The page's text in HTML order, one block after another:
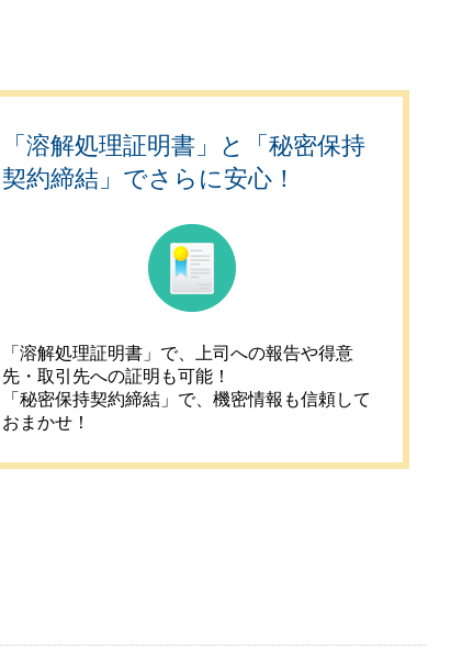
「溶解処理証明書」と「秘密保持
契約締結」でさらに安心！
「溶解処理証明書」で、上司への報告や得意
先・取引先への証明も可能！
「秘密保持契約締結」で、機密情報も信頼して
おまかせ！